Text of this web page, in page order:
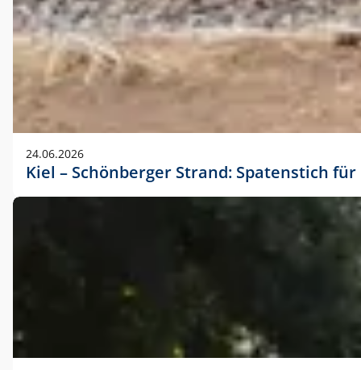
24.06.2026
Kiel – Schönberger Strand: Spatenstich